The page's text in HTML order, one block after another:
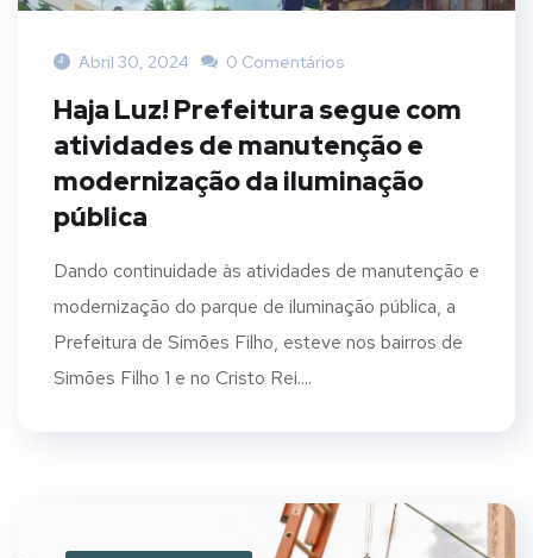
Abril 30, 2024 0 Comentários
Haja Luz! Prefeitura segue com
atividades de manutenção e
modernização da iluminação
pública
Dando continuidade às atividades de manutenção e
modernização do parque de iluminação pública, a
Prefeitura de Simões Filho, esteve nos bairros de
Simões Filho 1 e no Cristo Rei....